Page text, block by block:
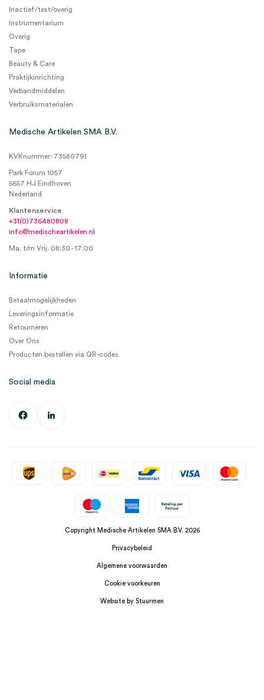
Inactief/test/overig
Instrumentarium
Overig
Tape
Beauty & Care
Praktijkinrichting
Verbandmiddelen
Verbruiksmaterialen
Medische Artikelen SMA B.V.
KVKnummer: 73580791
Park Forum 1057
5657 HJ Eindhoven
Nederland
Klantenservice
+31(0)736480808
info@medischeartikelen.nl
Ma. t/m Vrij. 08:30 - 17:00
Informatie
Betaalmogelijkheden
Leveringsinformatie
Retourneren
Over Ons
Producten bestellen via QR-codes
Social media
Copyright Medische Artikelen SMA B.V. 2026
Privacybeleid
Algemene voorwaarden
Cookie voorkeuren
Website by Stuurmen